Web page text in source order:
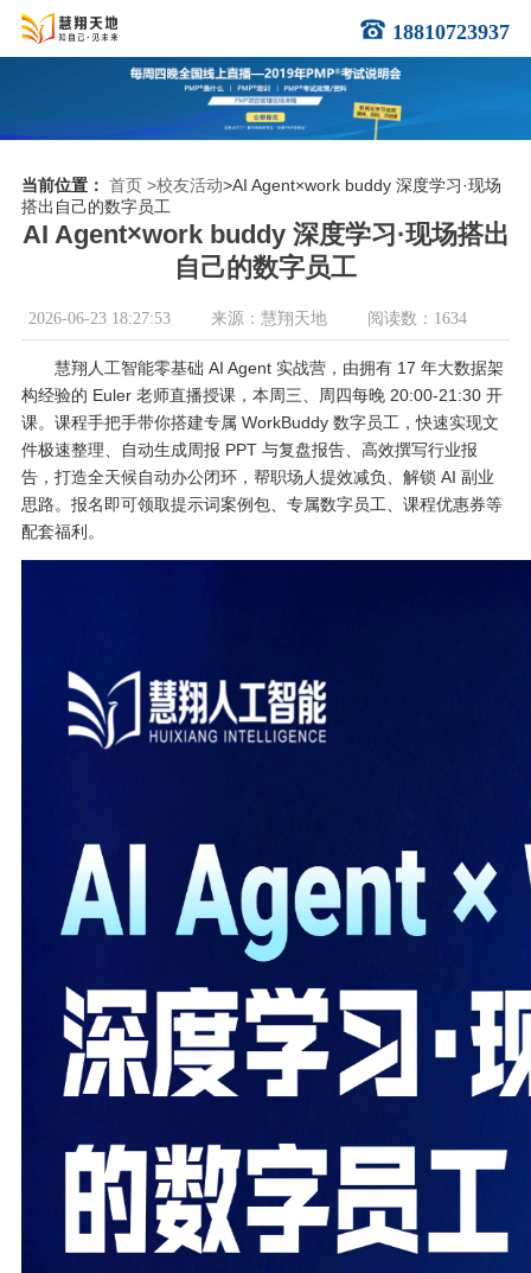
18810723937
当前位置： 首页 >校友活动>AI Agent×work buddy 深度学习·现场
搭出自己的数字员工
AI Agent×work buddy 深度学习·现场搭出
自己的数字员工
2026-06-23 18:27:53 来源：慧翔天地 阅读数：1634
慧翔人工智能零基础 AI Agent 实战营，由拥有 17 年大数据架
构经验的 Euler 老师直播授课，本周三、周四每晚 20:00-21:30 开
课。课程手把手带你搭建专属 WorkBuddy 数字员工，快速实现文
件极速整理、自动生成周报 PPT 与复盘报告、高效撰写行业报
告，打造全天候自动办公闭环，帮职场人提效减负、解锁 AI 副业
思路。报名即可领取提示词案例包、专属数字员工、课程优惠券等
配套福利。